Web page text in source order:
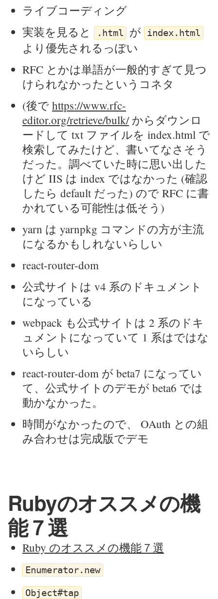
ライブコーディング
実装を見ると
.html が index.html
より優先されるっぽい
RFC とかは単語が一般的すぎて見つ
けられなかったというコネタ
(後で https://www.rfc-
editor.org/retrieve/bulk/からダウンロ
ードして txt ファイルを index.html で
検索してみたけど、書いてなさそう
だった。調べていた時に思い出した
けど IIS は index ではなかった (確認
したら default だった) ので RFC に書
かれている可能性は低そう)
yarn は yarnpkg コマンドの方が主流
になるかもしれないらしい
react-router-dom
公式サイトは v4 系のドキュメント
になっている
webpack も公式サイトは 2 系のドキ
ュメントになっていて 1 系はではな
いらしい
react-router-dom が beta7 になってい
て、公式サイトのデモが beta6 では
動かなかった。
時間がなかったので、 OAuth との組
み合わせは完成版でデモ
Rubyのオススメの機
能７選
Ruby のオススメの機能７選
Enumerator.new
Object#tap